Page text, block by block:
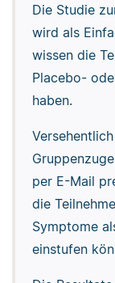
Die Studie
wird als
wissen die
Placebo-
haben.
per E-Mail
die
Symptome
einstufen